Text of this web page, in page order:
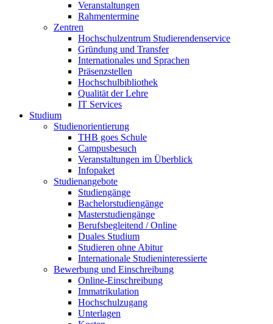
Veranstaltungen
Rahmentermine
Zentren
Hochschulzentrum Studierendenservice
Gründung und Transfer
Internationales und Sprachen
Präsenzstellen
Hochschulbibliothek
Qualität der Lehre
IT Services
Studium
Studienorientierung
THB goes Schule
Campusbesuch
Veranstaltungen im Überblick
Infopaket
Studienangebote
Studiengänge
Bachelorstudiengänge
Masterstudiengänge
Berufsbegleitend / Online
Duales Studium
Studieren ohne Abitur
Internationale Studieninteressierte
Bewerbung und Einschreibung
Online-Einschreibung
Immatrikulation
Hochschulzugang
Unterlagen